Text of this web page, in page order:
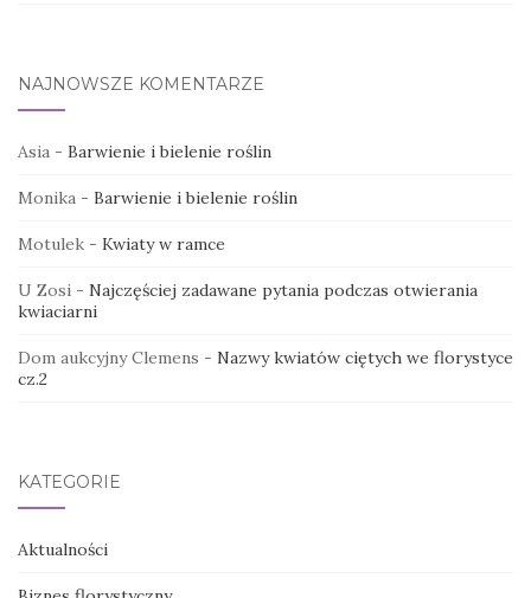
NAJNOWSZE KOMENTARZE
Asia - Barwienie i bielenie roślin
Monika - Barwienie i bielenie roślin
Motulek - Kwiaty w ramce
U Zosi - Najczęściej zadawane pytania podczas otwierania
kwiaciarni
Dom aukcyjny Clemens - Nazwy kwiatów ciętych we florystyce
cz.2
KATEGORIE
Aktualności